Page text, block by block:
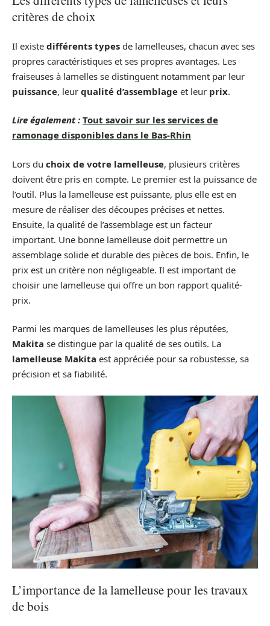
critères de choix
Il existe différents types de lamelleuses, chacun avec ses
propres caractéristiques et ses propres avantages. Les
fraiseuses à lamelles se distinguent notamment par leur
puissance, leur qualité d’assemblage et leur prix.
Lire également : Tout savoir sur les services de
ramonage disponibles dans le Bas-Rhin
Lors du choix de votre lamelleuse, plusieurs critères
doivent être pris en compte. Le premier est la puissance de
l’outil. Plus la lamelleuse est puissante, plus elle est en
mesure de réaliser des découpes précises et nettes.
Ensuite, la qualité de l’assemblage est un facteur
important. Une bonne lamelleuse doit permettre un
assemblage solide et durable des pièces de bois. Enfin, le
prix est un critère non négligeable. Il est important de
choisir une lamelleuse qui offre un bon rapport qualité-
prix.
Parmi les marques de lamelleuses les plus réputées,
Makita se distingue par la qualité de ses outils. La
lamelleuse Makita est appréciée pour sa robustesse, sa
précision et sa fiabilité.
L’importance de la lamelleuse pour les travaux
de bois